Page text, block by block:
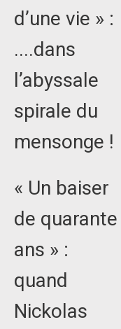
d’une vie » :
....dans
l’abyssale
spirale du
mensonge !
« Un baiser
de quarante
ans » :
quand
Nickolas